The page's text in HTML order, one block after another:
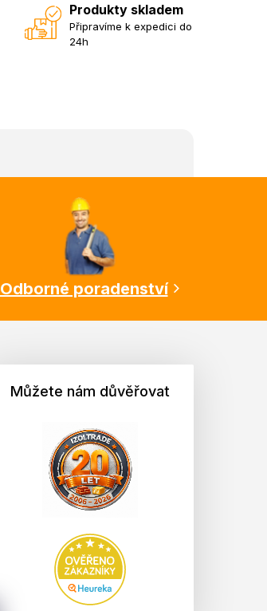
Produkty skladem
Připravíme k expedici do
24h
Odborné poradenství
Můžete nám důvěřovat